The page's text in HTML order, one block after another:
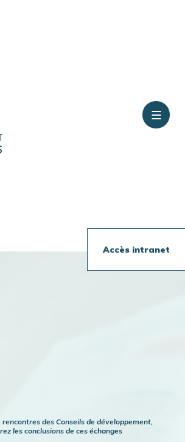
Accès intranet
rencontres des Conseils de développement,
les conclusions de ces échanges